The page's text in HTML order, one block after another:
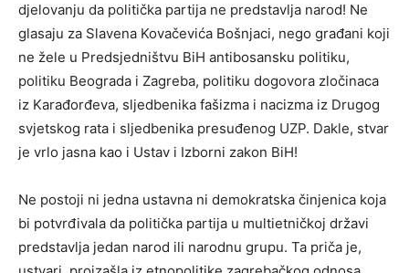
djelovanju da politička partija ne predstavlja narod! Ne
glasaju za Slavena Kovačevića Bošnjaci, nego građani koji
ne žele u Predsjedništvu BiH antibosansku politiku,
politiku Beograda i Zagreba, politiku dogovora zločinaca
iz Karađorđeva, sljedbenika fašizma i nacizma iz Drugog
svjetskog rata i sljedbenika presuđenog UZP. Dakle, stvar
je vrlo jasna kao i Ustav i Izborni zakon BiH!
Ne postoji ni jedna ustavna ni demokratska činjenica koja
bi potvrđivala da politička partija u multietničkoj državi
predstavlja jedan narod ili narodnu grupu. Ta priča je,